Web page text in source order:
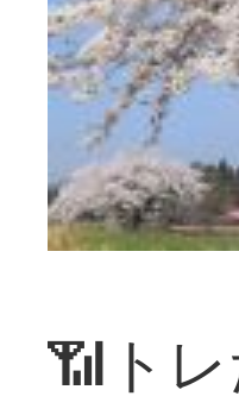
📶ト